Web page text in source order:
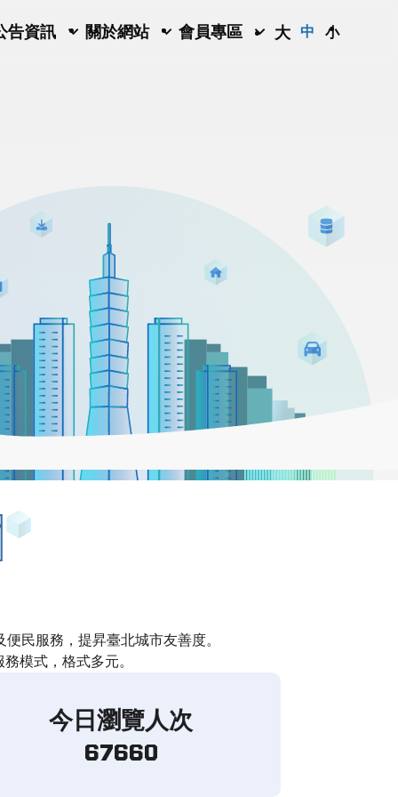
告資訊 關於網站 會員專區 大 中 小
民服務，提昇臺北城市友善度。
模式，格式多元。
今日瀏覽人次
67660